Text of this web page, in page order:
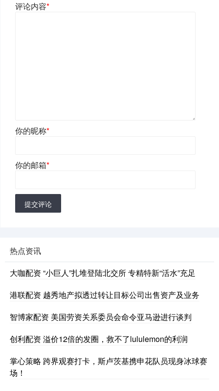
评论内容*
你的昵称*
你的邮箱*
提交评论
热点资讯
大咖配资 “小巨人”扎堆登陆北交所 专精特新“活水”充足
港联配资 越秀地产拟透过转让目标公司出售资产及业务
智博家配资 美国劳资关系委员会命令亚马逊进行谈判
创利配资 溢价12倍的发圈，救不了lululemon的利润
掌心策略 跨界观赛打卡，斯卢茨基携申花队员现身冰球赛
场！